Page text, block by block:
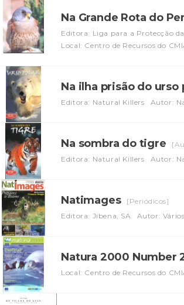
Na Grande Rota do
Editora: Liga para a Protecção
Local: Centro de Recursos do
Na ilha prisão do urso
Editora: Natural Killers
Autor:
Na sombra do tigre
Editora: Natural Killers
Autor:
Natimages
[Periódicos]
Editora: Jibena, SA
Autor: Vários
Natura 2000 Number
Local: Centro de Recursos do